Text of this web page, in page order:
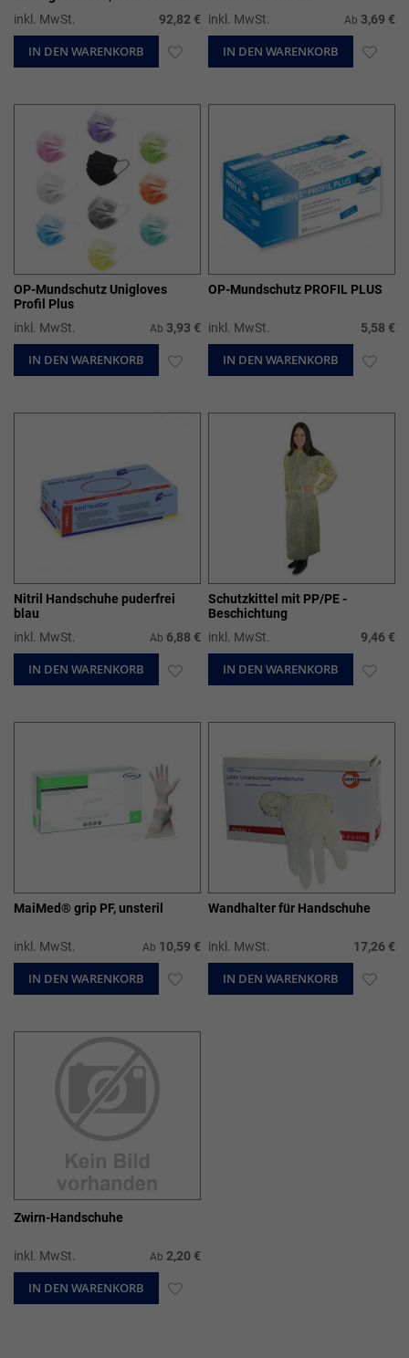
inkl. MwSt. 92,82 €
IN DEN WARENKORB ZUR
inkl. MwSt.
Ab 3,69 €
IN DEN WARENKORB ZUR
OP-Mundschutz Unigloves
Profil Plus
inkl. MwSt.
Ab 3,93 €
IN DEN WARENKORB ZUR
OP-Mundschutz PROFIL PLUS
inkl. MwSt. 5,58 €
IN DEN WARENKORB ZUR
Nitril Handschuhe puderfrei
blau
inkl. MwSt.
Ab 6,88 €
IN DEN WARENKORB ZUR
Schutzkittel mit PP/PE -
Beschichtung
inkl. MwSt.
9,46 €
IN DEN WARENKORB ZUR
MaiMed® grip PF, unsteril
inkl. MwSt. Ab 10,59 €
IN DEN WARENKORB ZUR
Wandhalter für Handschuhe
inkl. MwSt. 17,26 €
IN DEN WARENKORB ZUR
Zwirn-Handschuhe
inkl. MwSt. Ab 2,20 €
IN DEN WARENKORB ZUR